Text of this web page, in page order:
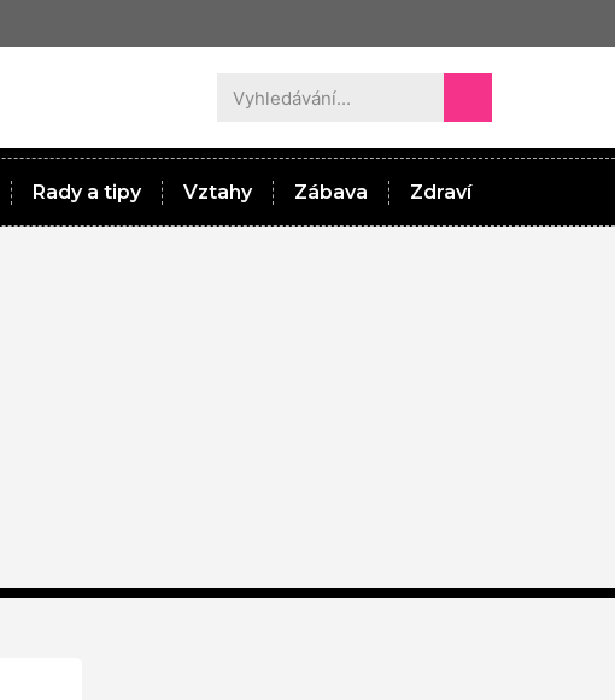
Rady a tipy Vztahy Zábava Zdraví